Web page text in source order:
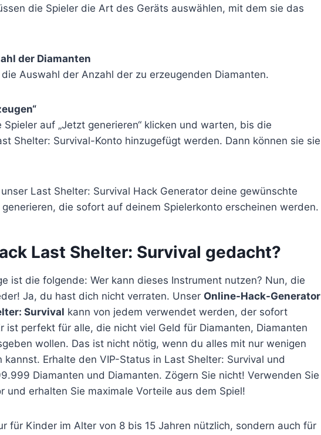
die Spieler die Art des Geräts auswählen, mit dem sie das
der Diamanten
Auswahl der Anzahl der zu erzeugenden Diamanten.
Spieler auf „Jetzt generieren“ klicken und warten, bis die
Shelter: Survival-Konto hinzugefügt werden. Dann können sie sie
Last Shelter: Survival Hack Generator deine gewünschte
generieren, die sofort auf deinem Spielerkonto erscheinen werden.
Last Shelter: Survival gedacht?
ist die folgende: Wer kann dieses Instrument nutzen? Nun, die
Ja, du hast dich nicht verraten. Unser Online-Hack-Generator
Survival kann von jedem verwendet werden, der sofort
ist perfekt für alle, die nicht viel Geld für Diamanten, Diamanten
wollen. Das ist nicht nötig, wenn du alles mit nur wenigen
kannst. Erhalte den VIP-Status in Last Shelter: Survival und
Diamanten und Diamanten. Zögern Sie nicht! Verwenden Sie
und erhalten Sie maximale Vorteile aus dem Spiel!
für Kinder im Alter von 8 bis 15 Jahren nützlich, sondern auch für